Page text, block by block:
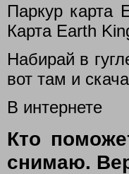
Паркур карта
Карта Earth
Набирай в
вот там и
В интернете
Кто
снимаю.